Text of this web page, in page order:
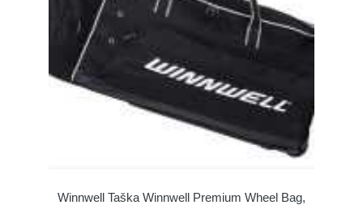
Winnwell Taška Winnwell Premium Wheel Bag,